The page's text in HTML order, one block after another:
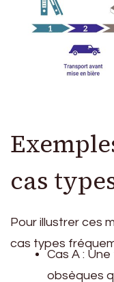
cas
Pour illustrer ces
cas types
Cas A :
obsèques